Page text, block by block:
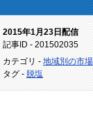
2015年1月23日配信
記事ID - 201502035
カテゴリ - 地域別の市
タグ - 脱塩